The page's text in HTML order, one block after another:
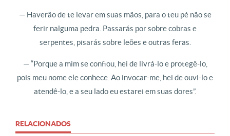
— Haverão de te levar em suas mãos, para o teu pé não se
ferir nalguma pedra. Passarás por sobre cobras e
serpentes, pisarás sobre leões e outras feras.
— “Porque a mim se confiou, hei de livrá-lo e protegê-lo,
pois meu nome ele conhece. Ao invocar-me, hei de ouvi-lo e
atendê-lo, e a seu lado eu estarei em suas dores”.
RELACIONADOS